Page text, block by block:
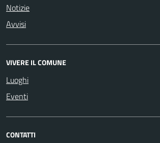
Notizie
Avvisi
VIVERE IL COMUNE
Luoghi
Eventi
CONTATTI